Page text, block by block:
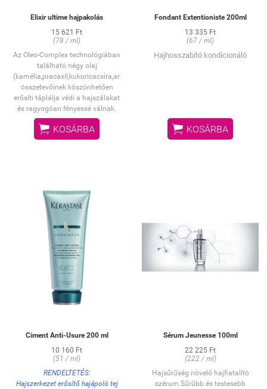
Elixir ultime hajpakolás
15 621 Ft
(78 / ml)
Az Oleo-Complex technológiában
található négy olaj
(kamélia,pracaxil,kukoricacsíra,argánolj)külünleges
összetevőinek köszönhetően
erősíti táplálja védi a hajszálakat
és ragyogóan fényessé válnak.
 KOSÁRBA
Fondant Extentioniste 200ml
13 335 Ft
(67 / ml)
Hajhosszabító kondícionáló
 KOSÁRBA
Ciment Anti-Usure 200 ml
10 160 Ft
(51 / ml)
RENDELTETÉS:
Hajszerkezet erősítő hajápoló tej
Sérum Jeunesse 100ml
22 225 Ft
(222 / ml)
Hajsűrűség növelő hajfiatalító
szérum.Sűrűbb és testesebb